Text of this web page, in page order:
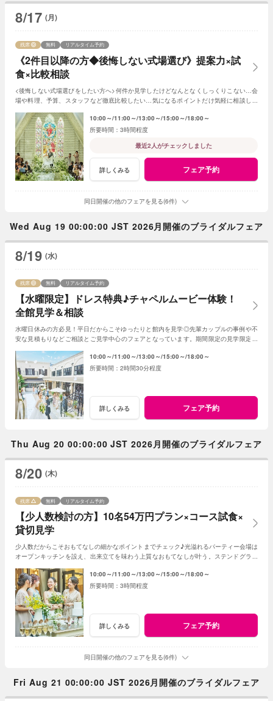
8/17 (月)
《2件目以降の方◆後悔しない式場選び》提案力×試
食×比較相談
残席 無料 リアルタイム予約
<後悔しない式場選びをしたい方へ>何件か見学したけどなんとなくしっくりこない…会
場や料理、予算、スタッフなど徹底比較したい…気になるポイントだけ気軽に相談した
10:00～ 11:00～ 13:00～ 15:00～ 18:00～
3時間程度
最近2人がチェックしました
詳しくみる フェア予約
同日開催の他のフェアを見る(6件)
Wed Aug 19 00:00:00 JST 2026月開催のブライダルフェア
8/19 (水)
【水曜限定】ドレス特典♪チャペルムービー体験！
全館見学＆相談
残席 無料 リアルタイム予約
水曜日休みの方必見！平日だからこそゆったりと館内を見学◎先輩カップルの事例や不
安な見積もりなどご相談とご見学中心のフェアとなっています。期間限定の見学限定特
10:00～ 11:00～ 13:00～ 15:00～ 18:00～
2時間30分程度
詳しくみる フェア予約
Thu Aug 20 00:00:00 JST 2026月開催のブライダルフェア
8/20 (木)
【少人数検討の方】10名54万円プラン×コース試食×
貸切見学
残席 無料 リアルタイム予約
少人数だからこそおもてなしの細かなポイントまでチェック♪光溢れるパーティー会場は
オープンキッチンを設え、出来立てを味わう上質なおもてなしが叶う。ステンドグラス
10:00～ 11:00～ 13:00～ 15:00～ 18:00～
3時間程度
詳しくみる フェア予約
同日開催の他のフェアを見る(6件)
Fri Aug 21 00:00:00 JST 2026月開催のブライダルフェア